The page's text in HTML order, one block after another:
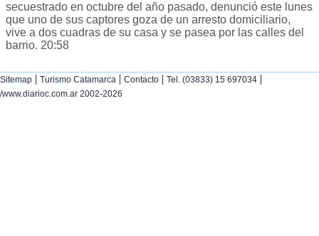
secuestrado en octubre del año pasado, denunció este lunes
que uno de sus captores goza de un arresto domiciliario,
vive a dos cuadras de su casa y se pasea por las calles del
barrio. 20:58
Sitemap | Turismo Catamarca | Contacto | Tel. (03833) 15 697034 |
/www.diarioc.com.ar 2002-2026